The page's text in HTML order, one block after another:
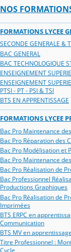
NOS
FORMATIONS LYCEE
SECONDE GENERALE &
BAC GENERAL
BAC TECHNOLOGIQUE
ENSEIGNEMENT
ENSEIGNEMENT
PTSI - PT - PSI & TSI
BTS EN APPRENTISSAGE
FORMATIONS LYCEE
Bac Pro Maintenance
Bac Pro Réparation des
Bac Pro Modélisation et
Bac Pro Maintenance
Bac Pro Réalisation de
Bac Professionnel
Productions Graphiques
Bac Pro Réalisation de
Imprimées
BTS ERPC en
Communication
BTS MV en
Titre Professionnel :